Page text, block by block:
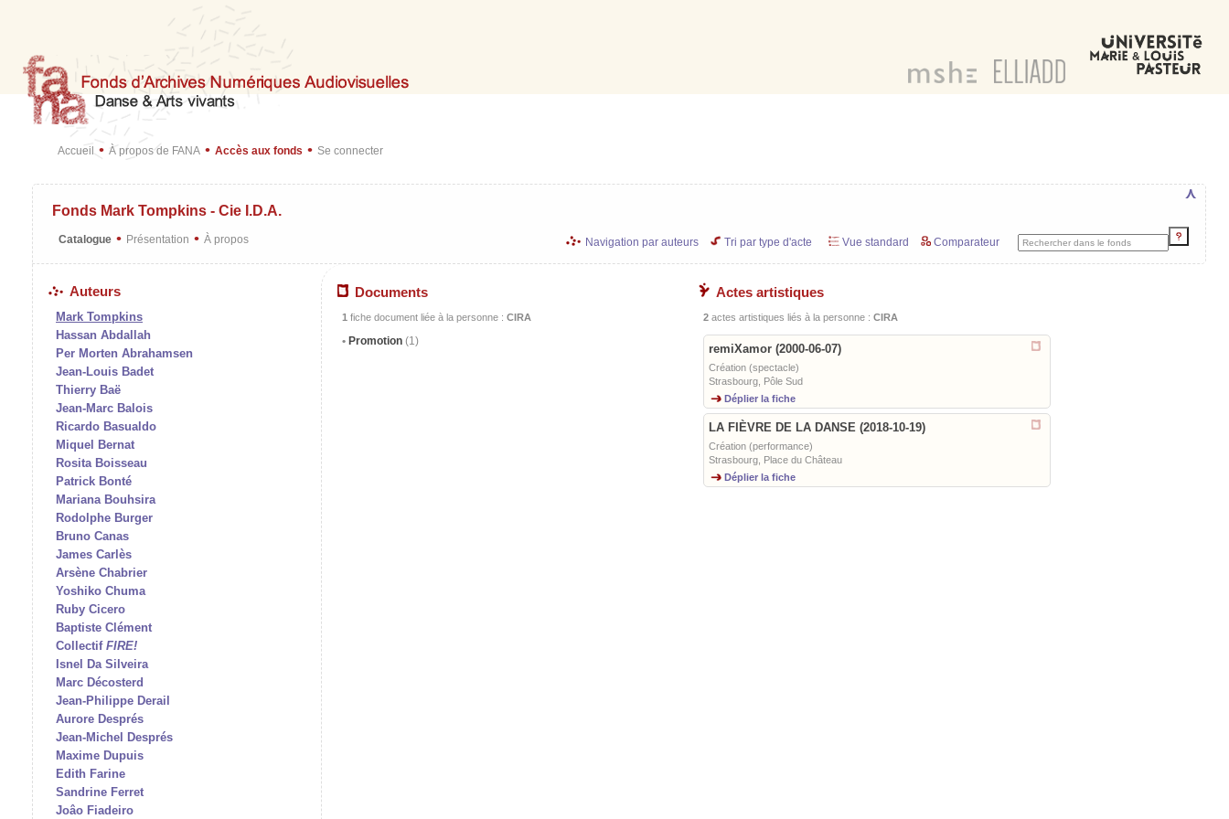
Accueil • À propos de FANA • Accès aux fonds • Se connecter
⋏
Fonds Mark Tompkins - Cie I.D.A.
Catalogue • Présentation • À propos Navigation par auteurs Tri par type d'acte Vue standard Comparateur
Auteurs
Mark Tompkins
Hassan Abdallah
Per Morten Abrahamsen
Jean-Louis Badet
Thierry Baë
Jean-Marc Balois
Ricardo Basualdo
Miquel Bernat
Rosita Boisseau
Patrick Bonté
Mariana Bouhsira
Rodolphe Burger
Bruno Canas
James Carlès
Arsène Chabrier
Yoshiko Chuma
Ruby Cicero
Baptiste Clément
Collectif FIRE!
Isnel Da Silveira
Marc Décosterd
Jean-Philippe Derail
Aurore Després
Jean-Michel Després
Maxime Dupuis
Edith Farine
Sandrine Ferret
Joâo Fiadeiro
Documents
1 fiche document liée à la personne : CIRA
Promotion (1)
Actes artistiques
2 actes artistiques liés à la personne : CIRA
remiXamor (2000-06-07)
Création (spectacle)
Strasbourg, Pôle Sud
Déplier la fiche
LA FIÈVRE DE LA DANSE (2018-10-19)
Création (performance)
Strasbourg, Place du Château
Déplier la fiche